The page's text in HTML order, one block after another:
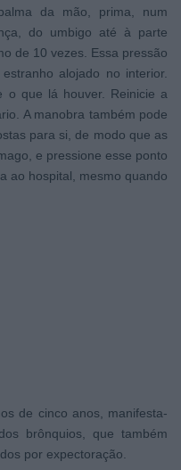
da mão, prima, num
do umbigo até à parte
de 10 vezes. Essa pressão
alojado no interior.
o que lá houver. Reinicie a
A manobra também pode
para si, de modo que as
e pressione esse ponto
ao hospital, mesmo quando
de cinco anos, manifesta-
brônquios, que também
por expectoração.